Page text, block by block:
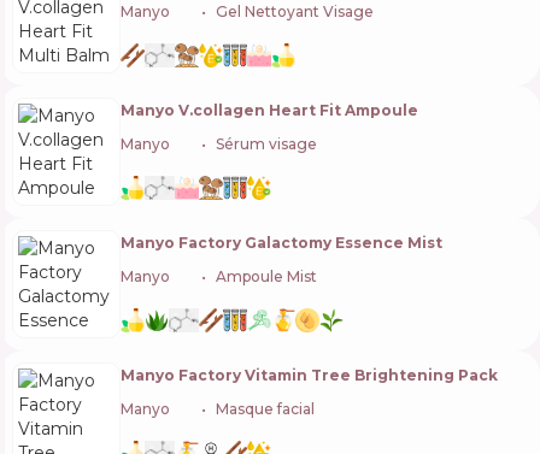
Manyo
Gel Nettoyant Visage
Manyo V.collagen Heart Fit Ampoule
Manyo
Sérum visage
Manyo Factory Galactomy Essence Mist
Manyo
Ampoule Mist
Manyo Factory Vitamin Tree Brightening Pack
Manyo
Masque facial